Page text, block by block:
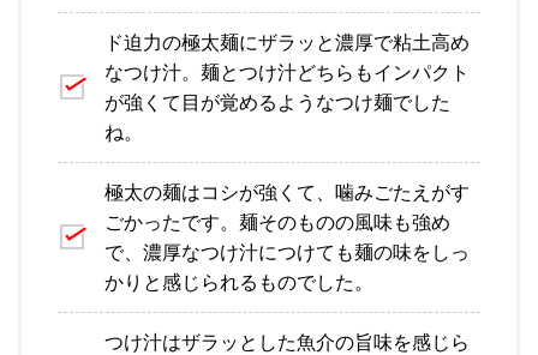
ド迫力の極太麺にザラッと濃厚で粘土高め
なつけ汁。麺とつけ汁どちらもインパクト
が強くて目が覚めるようなつけ麺でした
ね。
極太の麺はコシが強くて、噛みごたえがす
ごかったです。麺そのものの風味も強め
で、濃厚なつけ汁につけても麺の味をしっ
かりと感じられるものでした。
つけ汁はザラッとした魚介の旨味を感じら